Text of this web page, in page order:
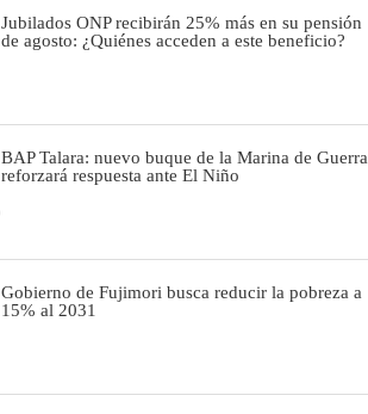
Jubilados ONP recibirán 25% más en su pensión
de agosto: ¿Quiénes acceden a este beneficio?
BAP Talara: nuevo buque de la Marina de Guerra
reforzará respuesta ante El Niño
Gobierno de Fujimori busca reducir la pobreza a
15% al 2031